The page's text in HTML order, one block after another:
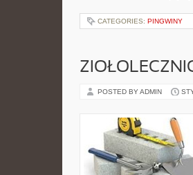
CATEGORIES: PINGWINY
POSTED BY ADMIN